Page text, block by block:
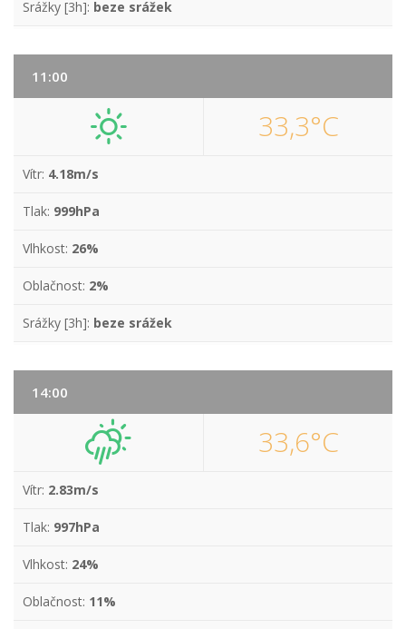
Srážky [3h]: beze srážek
11:00
33,3°C
Vítr: 4.18m/s
Tlak: 999hPa
Vlhkost: 26%
Oblačnost: 2%
Srážky [3h]: beze srážek
14:00
33,6°C
Vítr: 2.83m/s
Tlak: 997hPa
Vlhkost: 24%
Oblačnost: 11%